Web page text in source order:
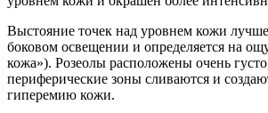
Выстояние точек над уровнем кожи
боковом освещении и определяется на
кожа»). Розеолы расположены очень
периферические зоны сливаются и
гиперемию кожи.